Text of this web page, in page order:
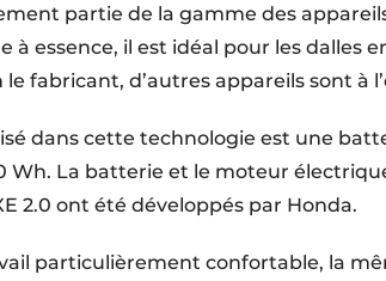
partie de la gamme des
à essence, il est idéal pour les dalles
fabricant, d’autres appareils sont à
dans cette technologie est une
Wh. La batterie et le moteur
2.0 ont été développés par Honda.
particulièrement confortable, la